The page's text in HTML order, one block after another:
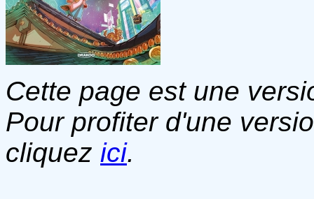
Cette page est une
Pour profiter d'une
cliquez ici.